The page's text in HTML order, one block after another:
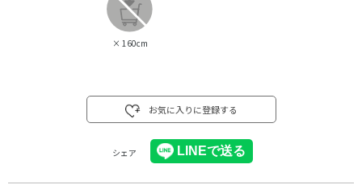
× 160cm
お気に入りに登録する
シェア